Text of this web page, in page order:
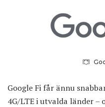
Google Fi får ännu
4G/LTE i utvalda länder –